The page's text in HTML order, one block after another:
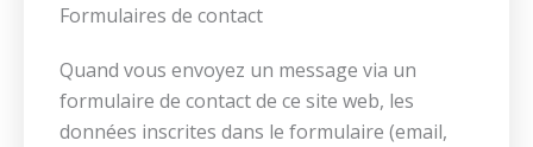
Formulaires de contact
Quand vous envoyez un message via un
formulaire de contact de ce site web, les
données inscrites dans le formulaire (email,